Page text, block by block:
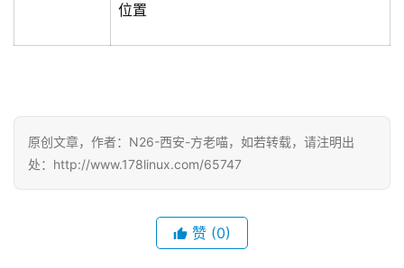
位置
原创文章，作者：N26-西安-方老喵，如若转载，请注明出
处：http://www.178linux.com/65747
赞 (0)